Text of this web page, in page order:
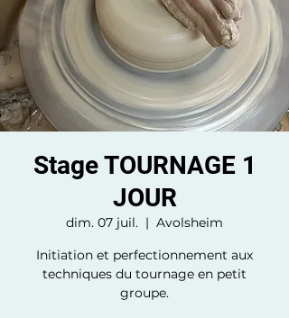
Stage TOURNAGE 1
JOUR
dim. 07 juil.
  |
Avolsheim
Initiation et perfectionnement aux
techniques du tournage en petit
groupe.